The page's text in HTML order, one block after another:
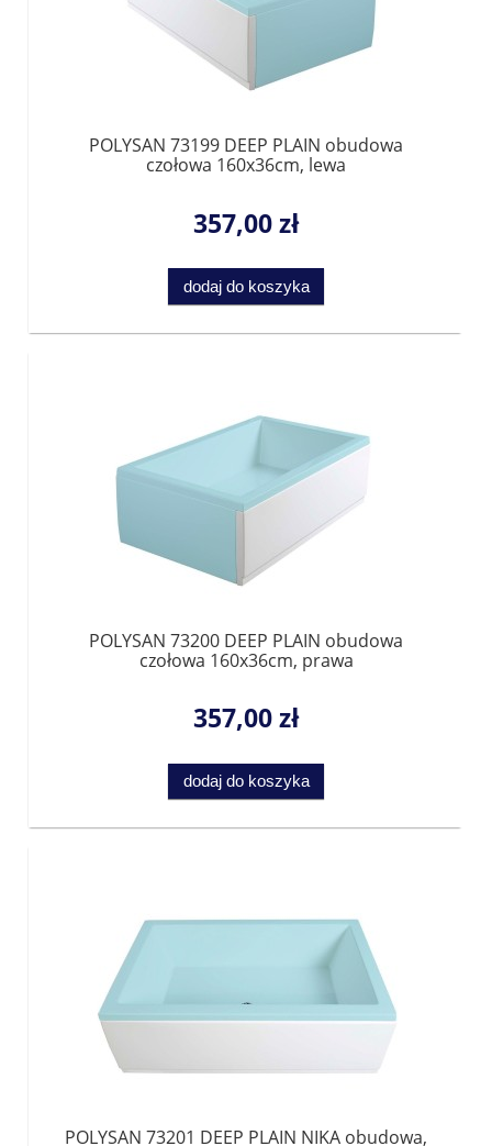
POLYSAN 73199 DEEP PLAIN obudowa
czołowa 160x36cm, lewa
357,00 zł
dodaj do koszyka
POLYSAN 73200 DEEP PLAIN obudowa
czołowa 160x36cm, prawa
357,00 zł
dodaj do koszyka
POLYSAN 73201 DEEP PLAIN NIKA obudowa,